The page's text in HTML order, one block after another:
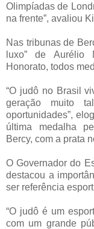
Olimpíadas de
na frente”, avaliou
Nas tribunas de
luxo” de Aurélio
Honorato, todos
“O judô no Brasil
geração muito
oportunidades”,
última medalha
Bercy, com a prata
O Governador do
destacou a
ser referência
“O judô é um
com um grande